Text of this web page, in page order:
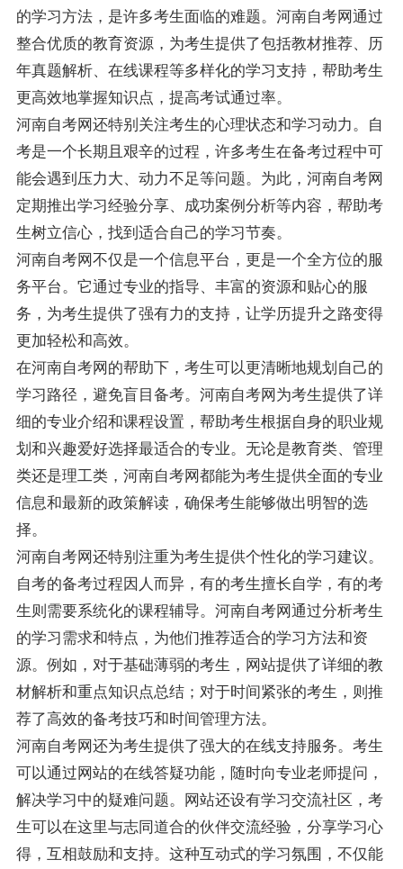
的学习方法，是许多考生面临的难题。河南自考网通过
整合优质的教育资源，为考生提供了包括教材推荐、历
年真题解析、在线课程等多样化的学习支持，帮助考生
更高效地掌握知识点，提高考试通过率。
河南自考网还特别关注考生的心理状态和学习动力。自
考是一个长期且艰辛的过程，许多考生在备考过程中可
能会遇到压力大、动力不足等问题。为此，河南自考网
定期推出学习经验分享、成功案例分析等内容，帮助考
生树立信心，找到适合自己的学习节奏。
河南自考网不仅是一个信息平台，更是一个全方位的服
务平台。它通过专业的指导、丰富的资源和贴心的服
务，为考生提供了强有力的支持，让学历提升之路变得
更加轻松和高效。
在河南自考网的帮助下，考生可以更清晰地规划自己的
学习路径，避免盲目备考。河南自考网为考生提供了详
细的专业介绍和课程设置，帮助考生根据自身的职业规
划和兴趣爱好选择最适合的专业。无论是教育类、管理
类还是理工类，河南自考网都能为考生提供全面的专业
信息和最新的政策解读，确保考生能够做出明智的选
择。
河南自考网还特别注重为考生提供个性化的学习建议。
自考的备考过程因人而异，有的考生擅长自学，有的考
生则需要系统化的课程辅导。河南自考网通过分析考生
的学习需求和特点，为他们推荐适合的学习方法和资
源。例如，对于基础薄弱的考生，网站提供了详细的教
材解析和重点知识点总结；对于时间紧张的考生，则推
荐了高效的备考技巧和时间管理方法。
河南自考网还为考生提供了强大的在线支持服务。考生
可以通过网站的在线答疑功能，随时向专业老师提问，
解决学习中的疑难问题。网站还设有学习交流社区，考
生可以在这里与志同道合的伙伴交流经验，分享学习心
得，互相鼓励和支持。这种互动式的学习氛围，不仅能